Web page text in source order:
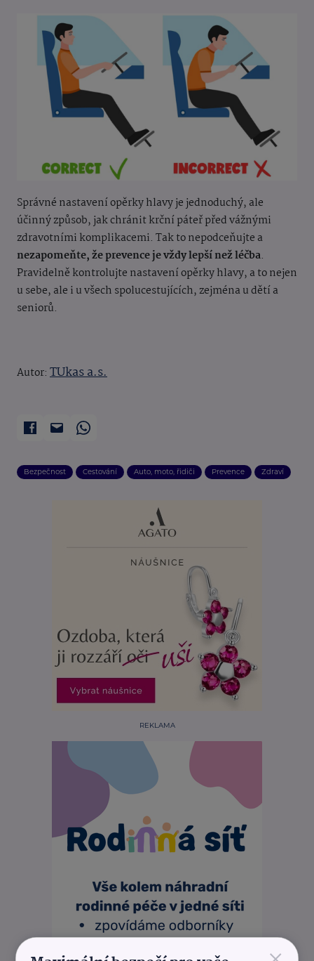
Správné nastavení opěrky hlavy je jednoduchý, ale
účinný způsob, jak chránit krční páteř před vážnými
zdravotními komplikacemi. Tak to nepodceňujte a
nezapomeňte, že prevence je vždy lepší než léčba.
Pravidelně kontrolujte nastavení opěrky hlavy, a to nejen
u sebe, ale i u všech spolucestujících, zejména u dětí a
seniorů.
Autor: TUkas a.s.
Bezpečnost Cestování Auto, moto, řidiči Prevence Zdraví
REKLAMA